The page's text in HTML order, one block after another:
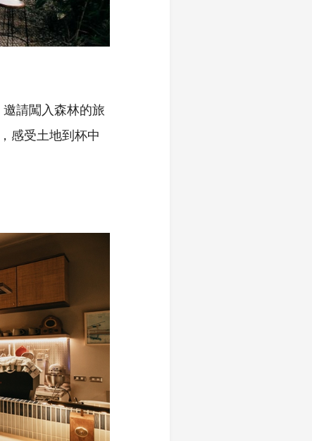
請闖入森林的旅
感受土地到杯中